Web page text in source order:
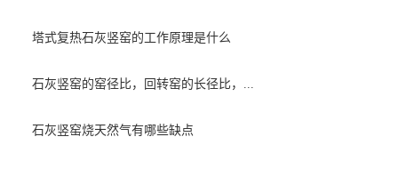
塔式复热石灰竖窑的工作原理是什么
石灰竖窑的窑径比，回转窑的长径比，...
石灰竖窑烧天然气有哪些缺点